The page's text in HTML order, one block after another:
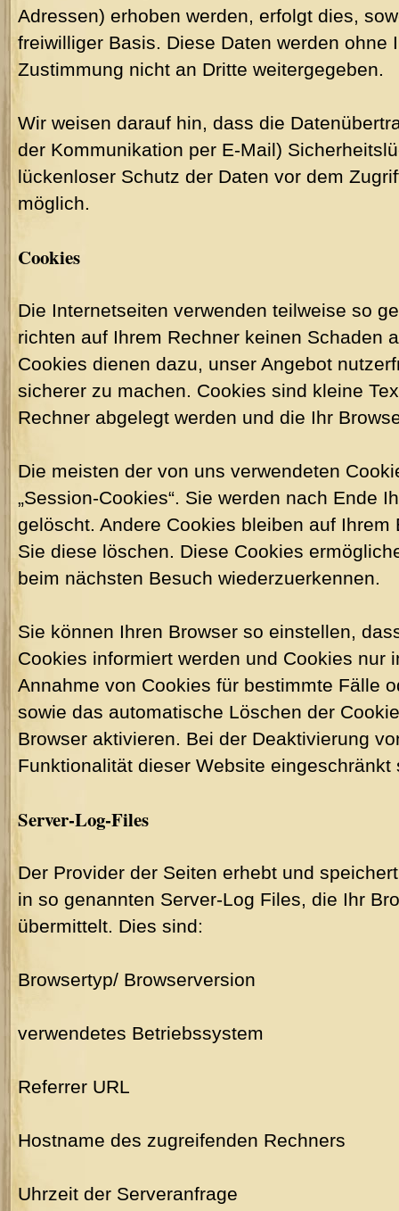
Adressen) erhoben werden, erfolgt dies,
freiwilliger Basis. Diese Daten werden ohne
Zustimmung nicht an Dritte weitergegeben.
Wir weisen darauf hin, dass die
der Kommunikation per E-Mail)
lückenloser Schutz der Daten vor dem
möglich.
Cookies
Die Internetseiten verwenden teilweise so
richten auf Ihrem Rechner keinen Schaden
Cookies dienen dazu, unser Angebot
sicherer zu machen. Cookies sind kleine
Rechner abgelegt werden und die Ihr
Die meisten der von uns verwendeten
„Session-Cookies“. Sie werden nach Ende
gelöscht. Andere Cookies bleiben auf
Sie diese löschen. Diese Cookies
beim nächsten Besuch wiederzuerkennen.
Sie können Ihren Browser so einstellen,
Cookies informiert werden und Cookies nur
Annahme von Cookies für bestimmte Fälle
sowie das automatische Löschen der
Browser aktivieren. Bei der Deaktivierung
Funktionalität dieser Website eingeschränkt
Server-Log-Files
Der Provider der Seiten erhebt und
in so genannten Server-Log Files, die Ihr
übermittelt. Dies sind:
Browsertyp/ Browserversion
verwendetes Betriebssystem
Referrer URL
Hostname des zugreifenden Rechners
Uhrzeit der Serveranfrage